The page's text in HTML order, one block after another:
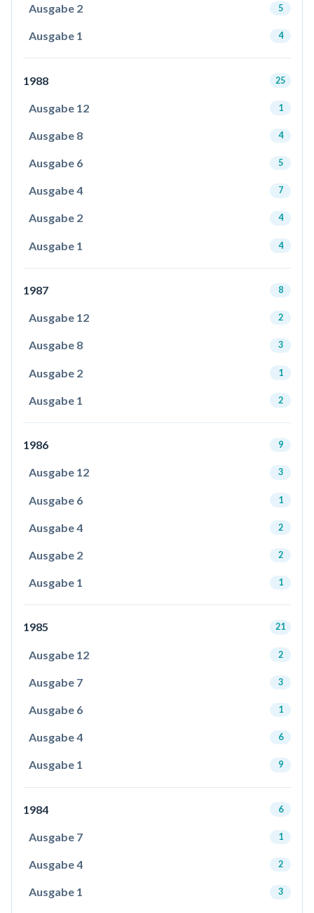
Ausgabe 2 5
Ausgabe 1 4
1988 25
Ausgabe 12 1
Ausgabe 8 4
Ausgabe 6 5
Ausgabe 4 7
Ausgabe 2 4
Ausgabe 1 4
1987 8
Ausgabe 12 2
Ausgabe 8 3
Ausgabe 2 1
Ausgabe 1 2
1986 9
Ausgabe 12 3
Ausgabe 6 1
Ausgabe 4 2
Ausgabe 2 2
Ausgabe 1 1
1985 21
Ausgabe 12 2
Ausgabe 7 3
Ausgabe 6 1
Ausgabe 4 6
Ausgabe 1 9
1984 6
Ausgabe 7 1
Ausgabe 4 2
Ausgabe 1 3